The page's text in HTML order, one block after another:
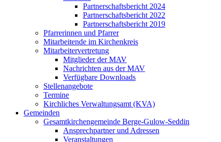
Partnerschaftsbericht 2024
Partnerschaftsbericht 2022
Partnerschaftsbericht 2019
Pfarrerinnen und Pfarrer
Mitarbeitende im Kirchenkreis
Mitarbeitervertretung
Mitglieder der MAV
Nachrichten aus der MAV
Verfügbare Downloads
Stellenangebote
Termine
Kirchliches Verwaltungsamt (KVA)
Gemeinden
Gesamtkirchengemeinde Berge-Gulow-Seddin
Ansprechpartner und Adressen
Veranstaltungen